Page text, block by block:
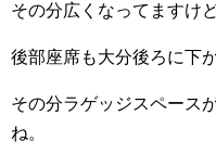
その分広くなってますけど
後部座席も大分後ろに下
その分ラゲッジスペース
ね。